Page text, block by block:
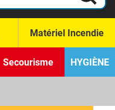
Matériel Incendie
Secourisme HYGIÈNE